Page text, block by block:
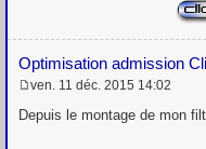
Optimisation admission
e
s
ven. 11 déc. 2015 14:02
Depuis le montage de mon